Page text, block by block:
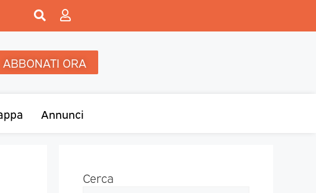
ABBONATI ORA
Annunci
Cerca